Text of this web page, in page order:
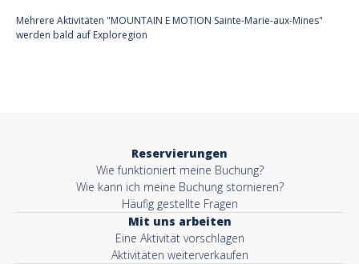
Mehrere Aktivitäten "MOUNTAIN E MOTION Sainte-Marie-aux-Mines"
werden bald auf Exploregion
Reservierungen
Wie funktioniert meine Buchung?
Wie kann ich meine Buchung stornieren?
Häufig gestellte Fragen
Mit uns arbeiten
Eine Aktivität vorschlagen
Aktivitäten weiterverkaufen